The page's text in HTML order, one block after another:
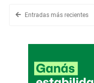
Entradas más recientes